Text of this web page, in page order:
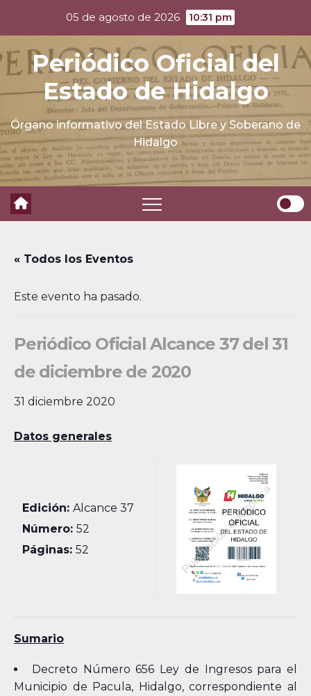
content
05 de agosto de 2026 10:31 pm
Periódico Oficial del
Estado de Hidalgo
Órgano informativo del Estado Libre y Soberano de
Hidalgo
« Todos los Eventos
Este evento ha pasado.
Periódico Oficial Alcance 37 del 31
de diciembre de 2020
31 diciembre 2020
Datos generales
Edición:Alcance 37
Número:52
Páginas:52
Sumario
Decreto Número 656 Ley de Ingresos para el
Municipio de Pacula, Hidalgo, correspondiente al